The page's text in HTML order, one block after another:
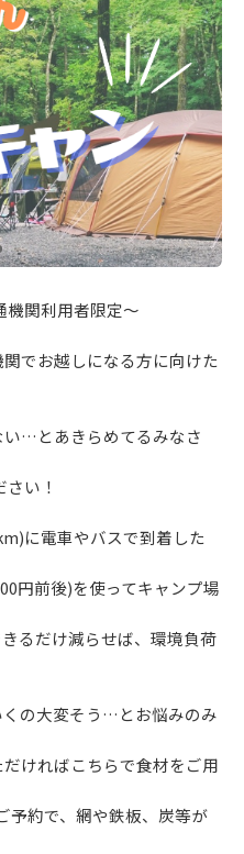
関利用者限定～
でお越しになる方に向けた
…とあきらめてるみなさ
い！
に電車やバスで到着した
円前後)を使ってキャンプ場
るだけ減らせば、環境負荷
の大変そう…とお悩みのみ
ければこちらで食材をご用
予約で、網や鉄板、炭等が